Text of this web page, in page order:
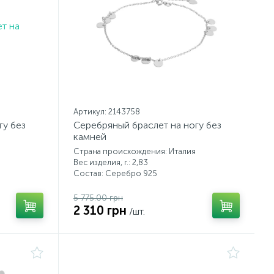
без
Артикул: 2143758
Серебряный браслет на ногу без
камней
Страна происхождения: Италия
Вес изделия, г.: 2,83
Состав: Серебро 925
5 775.00 грн
2 310 грн /шт.